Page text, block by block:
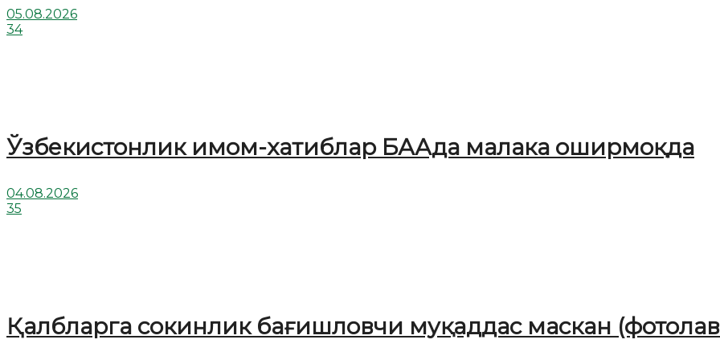
05.08.2026
34
Ўзбекистонлик имом-хатиблар БААда малака оширмоқда
04.08.2026
35
Қалбларга сокинлик бағишловчи муқаддас маскан